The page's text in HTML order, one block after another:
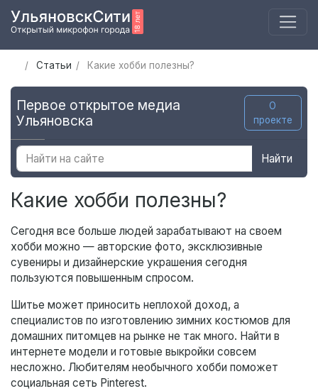
Статьи Какие хобби полезны?
Первое открытое медиа
Ульяновска
О
проекте
Найти
Какие хобби полезны?
Сегодня все больше людей зарабатывают на своем
хобби можно — авторские фото, эксклюзивные
сувениры и дизайнерские украшения сегодня
пользуются повышенным спросом.
Шитье может приносить неплохой доход, а
специалистов по изготовлению зимних костюмов для
домашних питомцев на рынке не так много. Найти в
интернете модели и готовые выкройки совсем
несложно. Любителям необычного хобби поможет
социальная сеть Pinterest.